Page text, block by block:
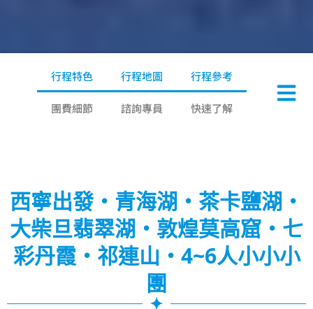
行程特色 行程地圖 行程參考
團費細節 諮詢專員 快速了解
西寧出發・青海湖・茶卡鹽湖・
大柴旦翡翠湖・敦煌莫高窟・七
彩丹霞・祁連山・4~6人小小小
團